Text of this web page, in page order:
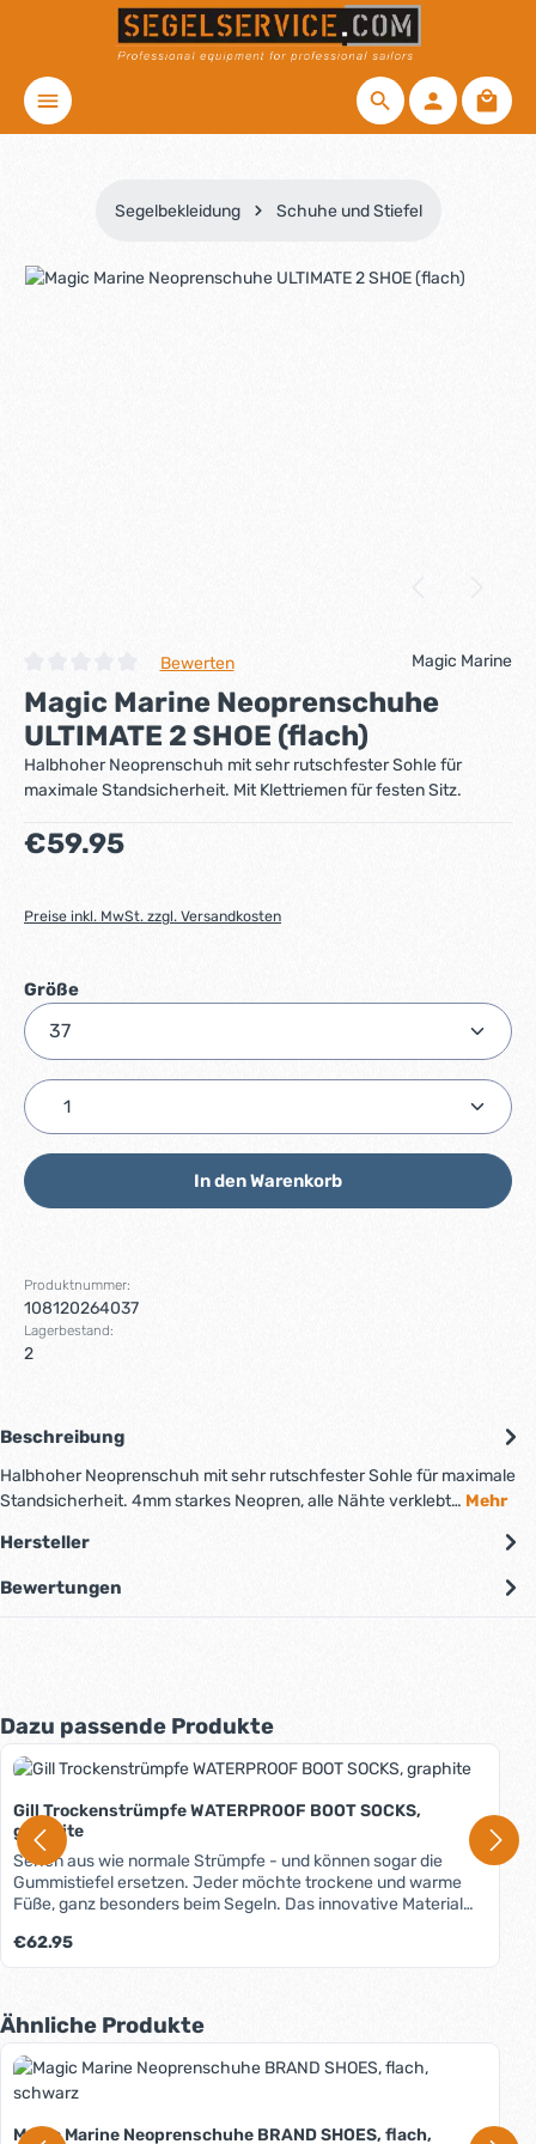
Zum Hauptinhalt springen
Segelbekleidung Schuhe und Stiefel
Bildergalerie überspringen
Durchschnittliche Bewertung von 0 von 5 Sternen
Bewerten Magic Marine
Magic Marine Neoprenschuhe
ULTIMATE 2 SHOE (flach)
Halbhoher Neoprenschuh mit sehr rutschfester Sohle für
maximale Standsicherheit. Mit Klettriemen für festen Sitz.
Regulärer Preis:
€59.95
Preise inkl. MwSt. zzgl. Versandkosten
Größeauswählen
Produkt Anzahl: Gib den gewünschten Wert ein
In den Warenkorb
Produktnummer:
108120264037
Lagerbestand:
2
Beschreibung
Halbhoher Neoprenschuh mit sehr rutschfester Sohle für maximale
Standsicherheit. 4mm starkes Neopren, alle Nähte verklebt… Mehr
Hersteller
Bewertungen
Produktgalerie überspringen
Dazu passende Produkte
Gill Trockenstrümpfe WATERPROOF BOOT SOCKS,
graphite
Sehen aus wie normale Strümpfe - und können sogar die
Gummistiefel ersetzen. Jeder möchte trockene und warme
Füße, ganz besonders beim Segeln. Das innovative Material
möglich, denn sie sind vollständig wasserdicht und verfügen
über eine hohe Atmungsaktivität. Eine Lage aus
feuchtigkeitsabsorbierendem Material sorgt für ein angenehm
trockenes Klima. Eine zusätzliche "normale" Socke als innere
Lage ist nicht nötig. In Kombination mit modernen
Segelschuhen können die Gill Waterproof Boot Socks sogar
Gummistiefel ersetzen. Ideal daher auch für Segler, die
Regulärer Preis:
€62.95
Produktgalerie überspringen
Ähnliche Produkte
Magic Marine Neoprenschuhe BRAND SHOES, flach,